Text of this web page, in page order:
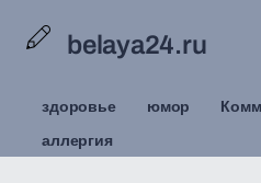
belaya24.ru
здоровье юмор
аллергия